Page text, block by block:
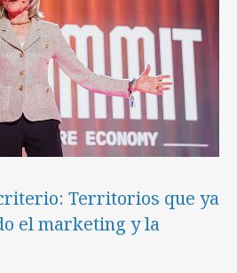
Territorios que ya
el marketing y la